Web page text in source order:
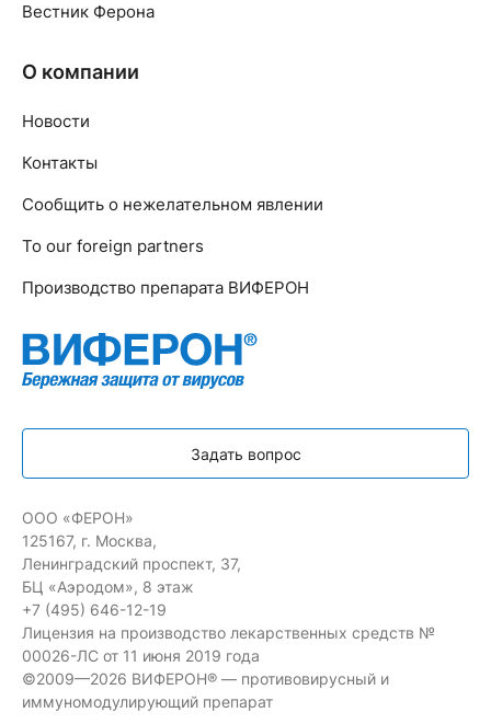
Вестник Ферона
О компании
Новости
Контакты
Сообщить о нежелательном явлении
To our foreign partners
Производство препарата ВИФЕРОН
Задать вопрос
ООО «ФЕРОН»
125167, г. Москва,
Ленинградский проспект, 37,
БЦ «Аэродом», 8 этаж
+7 (495) 646-12-19
Лицензия на производство лекарственных средств №
00026-ЛС от 11 июня 2019 года
©2009—2026 ВИФЕРОН® — противовирусный и
иммуномодулирующий препарат